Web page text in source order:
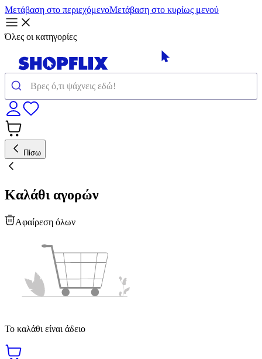
Μετάβαση στο περιεχόμενοΜετάβαση στο κυρίως μενού
Όλες οι κατηγορίες
Πίσω
Καλάθι αγορών
Αφαίρεση όλων
Το καλάθι είναι άδειο